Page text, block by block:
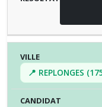
📍 REPLONGES